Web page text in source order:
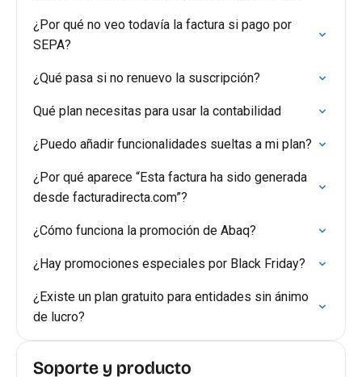
¿Por qué no veo todavía la factura si pago por
SEPA?
¿Qué pasa si no renuevo la suscripción?
Qué plan necesitas para usar la contabilidad
¿Puedo añadir funcionalidades sueltas a mi plan?
¿Por qué aparece “Esta factura ha sido generada
desde facturadirecta.com”?
¿Cómo funciona la promoción de Abaq?
¿Hay promociones especiales por Black Friday?
¿Existe un plan gratuito para entidades sin ánimo
de lucro?
Soporte y producto